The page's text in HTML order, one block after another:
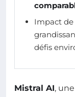
Impact de
défis
Mistral AI,